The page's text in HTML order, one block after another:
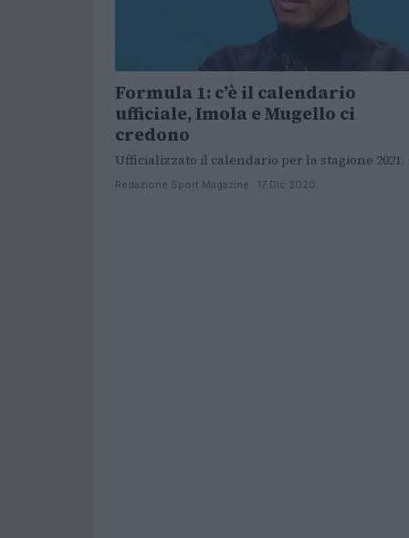
Formula 1: c’è il calendario
ufficiale, Imola e Mugello ci
credono
Ufficializzato il calendario per la stagione 2021.
Redazione Sport Magazine · 17 Dic 2020